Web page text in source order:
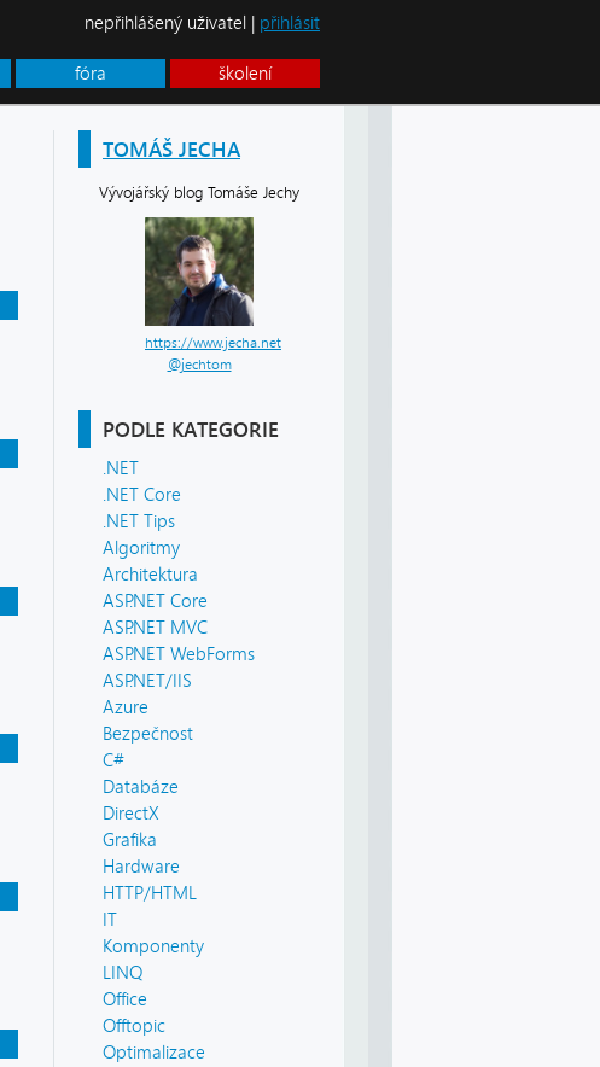
fóra školení
nepřihlášený uživatel | přihlásit
TOMÁŠ JECHA
Vývojářský blog Tomáše Jechy
https://www.jecha.net
@jechtom
PODLE KATEGORIE
.NET
.NET Core
.NET Tips
Algoritmy
Architektura
ASP.NET Core
ASP.NET MVC
ASP.NET WebForms
ASP.NET/IIS
Azure
Bezpečnost
C#
Databáze
DirectX
Grafika
Hardware
HTTP/HTML
IT
Komponenty
LINQ
Office
Offtopic
Optimalizace